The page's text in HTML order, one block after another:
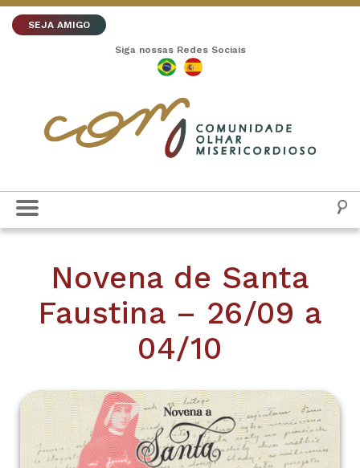
SEJA AMIGO
Siga nossas Redes Sociais
Novena de Santa
Faustina – 26/09 a
04/10